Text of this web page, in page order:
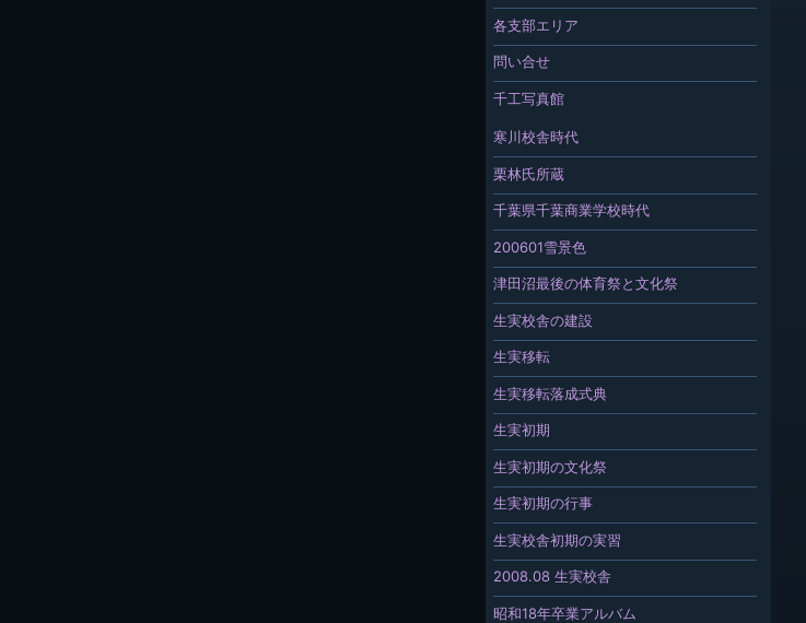
各支部エリア
問い合せ
千工写真館
寒川校舎時代
栗林氏所蔵
千葉県千葉商業学校時代
200601雪景色
津田沼最後の体育祭と文化祭
生実校舎の建設
生実移転
生実移転落成式典
生実初期
生実初期の文化祭
生実初期の行事
生実校舎初期の実習
2008.08 生実校舎
昭和18年卒業アルバム